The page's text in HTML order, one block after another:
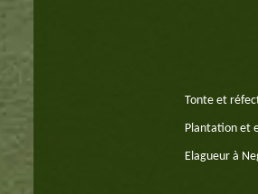
Tonte et
Plantation et
Elagueur à